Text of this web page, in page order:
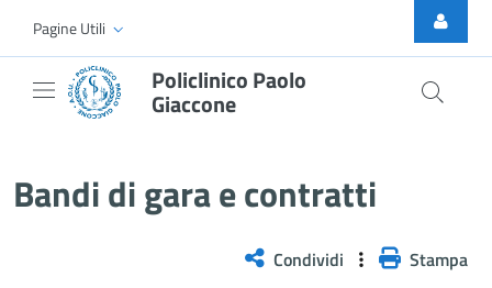
Skip to Main Content
Pagine Utili
Policlinico Paolo
Giaccone
Bandi di gara e contratti
Condividi Stampa